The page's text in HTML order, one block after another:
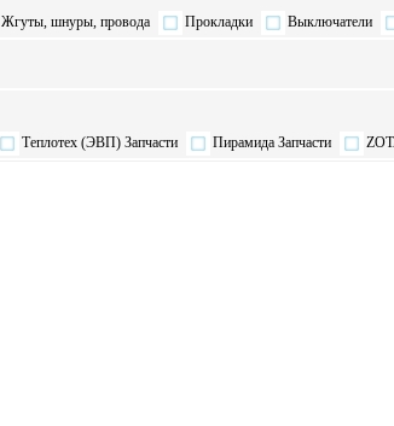
Жгуты, шнуры, провода Прокладки Выключатели
Теплотех (ЭВП) Запчасти Пирамида Запчасти